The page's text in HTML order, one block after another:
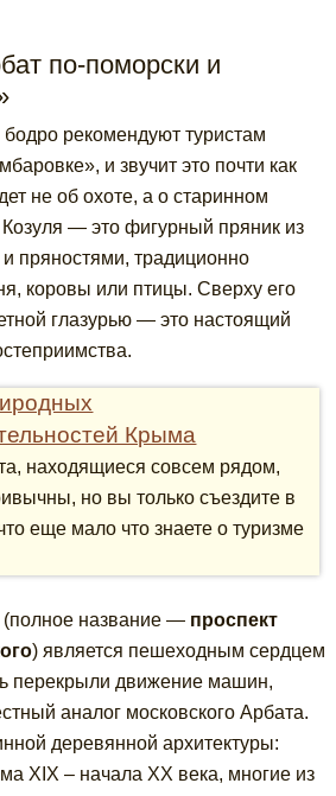
по-поморски и
рекомендуют туристам
и звучит это почти как
не об охоте, а о старинном
— это фигурный пряник из
пряностями, традиционно
коровы или птицы. Сверху его
глазурью — это настоящий
Крыма
находящиеся совсем рядом,
но вы только съездите в
еще мало что знаете о туризме
название — проспект
) является пешеходным сердцем
перекрыли движение машин,
аналог московского Арбата.
деревянной архитектуры:
XIX – начала XX века, многие из